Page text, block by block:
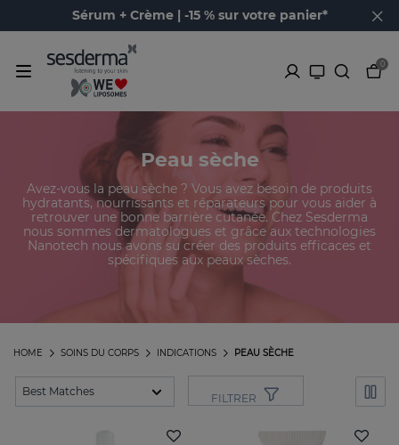
Sérum + Crème | -15 % sur votre panier*
0
Peau sèche
Avez-vous la peau sèche ? Vous avez besoin de produits
hydratants, nourrissants et réparateurs pour vous aider à
retrouver une bonne barrière cutanée. Chez Sesderma
nous sommes dermatologues et grâce aux technologies
Nanotech nous avons su créer des produits efficaces et
spécifiques aux peaux sèches.
PEAU SÈCHE
INDICATIONS
SOINS DU CORPS
HOME
FILTRER